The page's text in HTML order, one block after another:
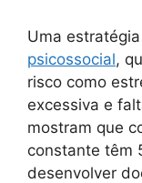
Uma
psicossocial,
risco como
excessiva e
mostram que
constante têm
desenvolver